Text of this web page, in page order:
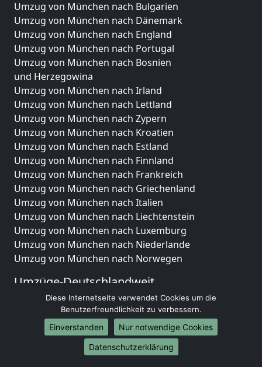
Umzug von München nach Bulgarien
Umzug von München nach Dänemark
Umzug von München nach England
Umzug von München nach Portugal
Umzug von München nach Bosnien
und Herzegowina
Umzug von München nach Irland
Umzug von München nach Lettland
Umzug von München nach Zypern
Umzug von München nach Kroatien
Umzug von München nach Estland
Umzug von München nach Finnland
Umzug von München nach Frankreich
Umzug von München nach Griechenland
Umzug von München nach Italien
Umzug von München nach Liechtenstein
Umzug von München nach Luxemburg
Umzug von München nach Niederlande
Umzug von München nach Norwegen
Umzüge-Deutschlandweit
Umzug von München nach Berlin
Umzug von München nach Hamburg
Umzug von München nach München
Umzug von München nach Köln
Umzug von München nach Frankfurt am Main
Diese Internetseite verwendet Cookies um die
Benutzerfreundlichkeit zu verbessern.
Einverstanden
Nur notwendige Cookies
Datenschutzerklärung